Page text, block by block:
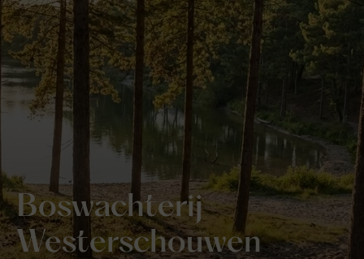
Boswachterij
Westerschouwen